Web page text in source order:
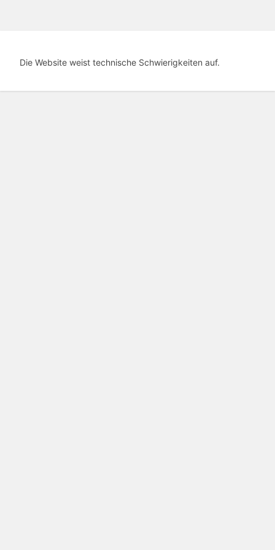
Die Website weist technische Schwierigkeiten auf.